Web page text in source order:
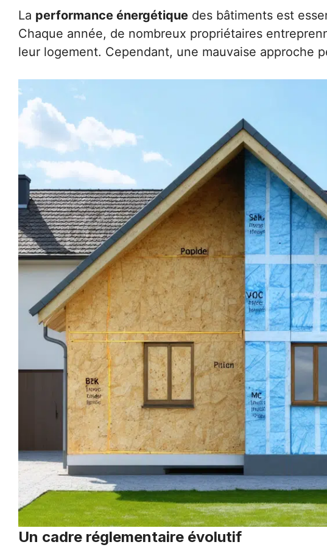
La performance énergétique des bâtiments est
Chaque année, de nombreux propriétaires
leur logement. Cependant, une mauvaise approche
Un cadre réglementaire évolutif